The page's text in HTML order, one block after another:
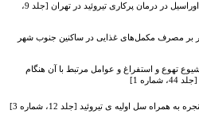
اثرات متی مازول و پروپیل تیو اوراسیل در درمان پرکاری تیروئید در تهران [جلد 9،
مصرف مکمل‌های غذایی در ساکنین جنوب شهر
تهوع و استفراغ و عوامل مرتبط با آن هنگام
1]
سل اولیه ی تیروئید [جلد 12، شماره 3]